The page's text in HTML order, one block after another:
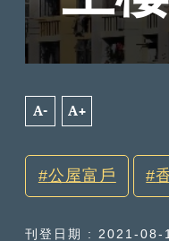
A- A+
公屋富戶
刊登日期 : 2021-08-